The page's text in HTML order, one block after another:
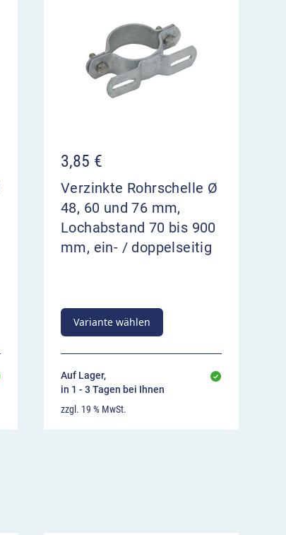
3,85 €
Verzinkte Rohrschelle Ø
48, 60 und 76 mm,
Lochabstand 70 bis 900
mm, ein- / doppelseitig
Variante wählen
Auf Lager,
in 1 - 3 Tagen bei Ihnen
zzgl. 19 % MwSt.